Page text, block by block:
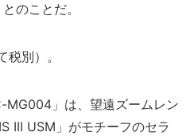
のことだ。
別）。
」は、望遠ズームレン
III USM」がモチーフのセラ